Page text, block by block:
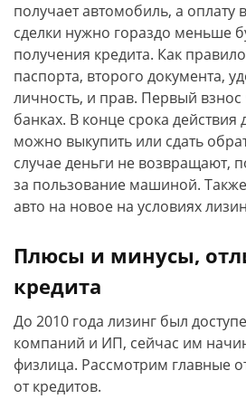
получает автомобиль, а оплату
сделки нужно гораздо меньше
получения кредита. Как
паспорта, второго документа,
личность, и прав. Первый
банках. В конце срока
можно выкупить или сдать
случае деньги не возвращают,
за пользование машиной.
авто на новое на условиях
Плюсы и минусы,
кредита
До 2010 года лизинг был
компаний и ИП, сейчас им
физлица. Рассмотрим главные
от кредитов.